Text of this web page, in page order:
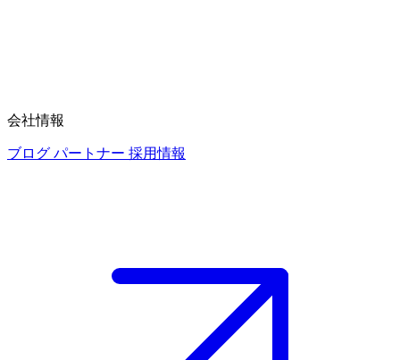
会社情報
ブログ パートナー 採用情報